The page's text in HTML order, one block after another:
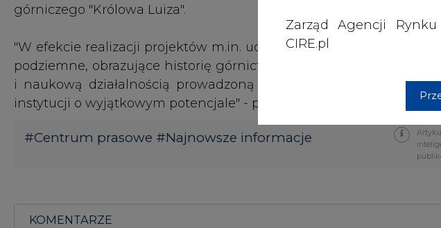
Zarząd Agencji
CIRE.pl
górniczego "Królowa Luiza".
"W efekcie realizacji projektów m.in. udostępnione będą do
podziemne, obrazujące historię górnictwa, co - wraz z edukacyjną,
i naukową działalnością prowadzoną dotychczas przez muzeum
instytucji o wyjątkowym potencjale" - podał we wtorek urząd
#Centrum prasowe #Najnowsze informacje
KOMENTARZE